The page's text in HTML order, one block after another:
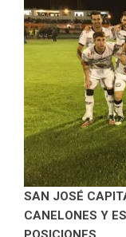
SAN JOSÉ
CANELONES Y